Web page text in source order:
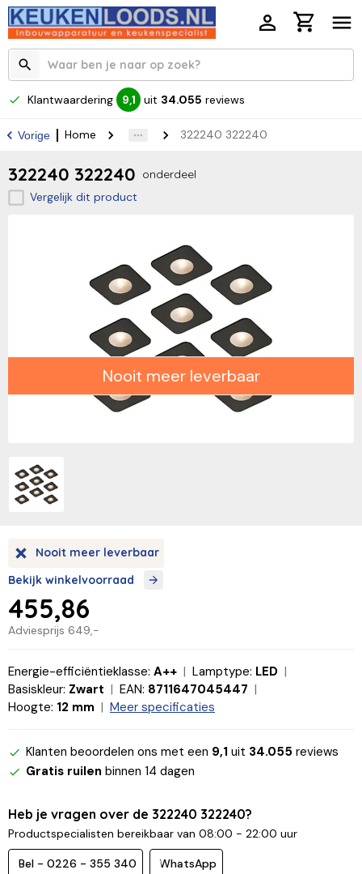
Klantwaardering 9,1 uit 34.055 reviews
Vorige Home 322240 322240
322240 322240 onderdeel
Vergelijk dit product
Nooit meer leverbaar
Nooit meer leverbaar
Bekijk winkelvoorraad
Adviesprijs 649,-
455,86
Energie-efficiëntieklasse: A++ Lamptype: LED
Basiskleur: Zwart EAN: 8711647045447
Hoogte: 12 mm Meer specificaties
Klanten beoordelen ons met een 9,1 uit 34.055 reviews
Gratis ruilen binnen 14 dagen
Heb je vragen over de 322240 322240?
Productspecialisten bereikbaar van 08:00 - 22:00 uur
Bel - 0226 - 355 340 WhatsApp